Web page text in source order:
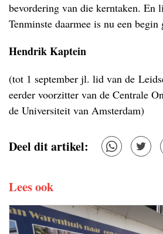
bevordering van die kerntaken. En
Tenminste daarmee is nu een begin
Hendrik Kaptein
(tot 1 september jl. lid van de
eerder voorzitter van de Centrale
de Universiteit van Amsterdam)
Deel dit artikel:
Lees ook